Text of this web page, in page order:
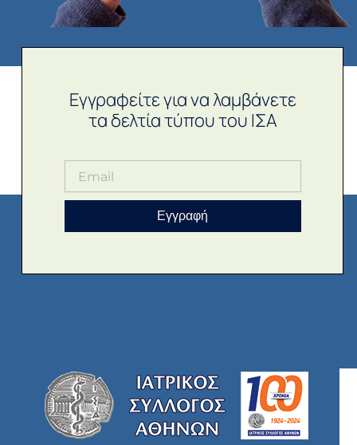
Εγγραφείτε για να λαμβάνετε
τα δελτία τύπου του ΙΣΑ
Εγγραφή